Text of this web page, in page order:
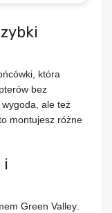
, która
bez
wygoda, ale też
montujesz różne
i
Green Valley.